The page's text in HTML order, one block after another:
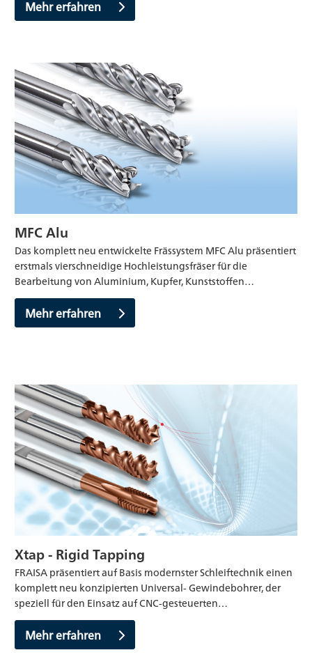
Mehr erfahren
MFC Alu
Das komplett neu entwickelte Frässystem MFC Alu präsentiert
erstmals vierschneidige Hochleistungsfräser für die
Bearbeitung von Aluminium, Kupfer, Kunststoffen…
Mehr erfahren
Xtap - Rigid Tapping
FRAISA präsentiert auf Basis modernster Schleiftechnik einen
komplett neu konzipierten Universal- Gewindebohrer, der
speziell für den Einsatz auf CNC-gesteuerten…
Mehr erfahren